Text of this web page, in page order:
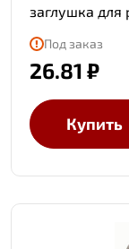
заглушка для
Под заказ
26.81 ₽
Купить